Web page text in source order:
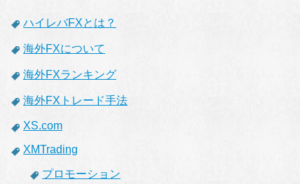
ハイレバFXとは？
海外FXについて
海外FXランキング
海外FXトレード手法
XS.com
XMTrading
プロモーション